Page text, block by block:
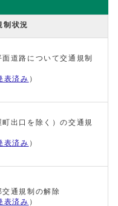
制状況
道路について交通規制
表済み ）
出口を除く）の交通規
表済み ）
通規制の解除
表済み ）